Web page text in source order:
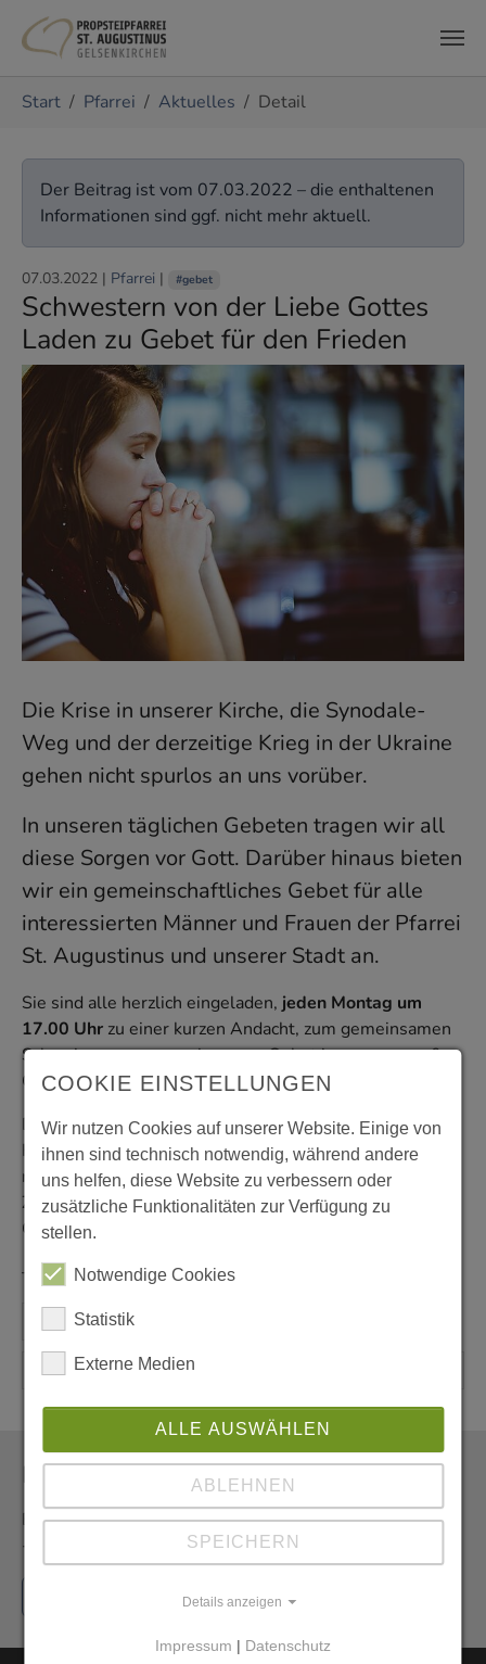
Start Pfarrei Aktuelles Detail
Der Beitrag ist vom 07.03.2022 – die enthaltenen
Informationen sind ggf. nicht mehr aktuell.
07.03.2022 | Pfarrei | #gebet
Schwestern von der Liebe Gottes
Laden zu Gebet für den Frieden
Die Krise in unserer Kirche, die Synodale-
Weg und der derzeitige Krieg in der Ukraine
gehen nicht spurlos an uns vorüber.
In unseren täglichen Gebeten tragen wir all
diese Sorgen vor Gott. Darüber hinaus bieten
wir ein gemeinschaftliches Gebet für alle
interessierten Männer und Frauen der Pfarrei
St. Augustinus und unserer Stadt an.
Sie sind alle herzlich eingeladen, jeden Montag um
17.00 Uhr zu einer kurzen Andacht, zum gemeinsamen
Schweigen, zum gemeinsamen Gebet in unserer großen
Glaubensgemeinschaft zusammenzukommen.
Darüber hinaus besteht die Möglichkeit, vorab in der
Kirche Ihr Gebet, Ihre Gedanken in einem Notizbuch zu
notieren. Wir werden Ihre Inhalte am Ende der
Zusammenkunft in einem gemeinsamen Gebet unserem
Gott vortragen.
– Sr. Ana-María Vicente Martin
Newsletter
Erhalten Sie den Newsletter der Pfarrei aus erster Hand
- und vor allem umweltfreundlich als E-Mail.
Jetzt hier anmelden
COOKIE EINSTELLUNGEN
Wir nutzen Cookies auf unserer Website. Einige von
ihnen sind technisch notwendig, während andere
uns helfen, diese Website zu verbessern oder
zusätzliche Funktionalitäten zur Verfügung zu
stellen.
Notwendige Cookies
Statistik
Externe Medien
ALLE AUSWÄHLEN
ABLEHNEN
SPEICHERN
Details anzeigen
Impressum | Datenschutz